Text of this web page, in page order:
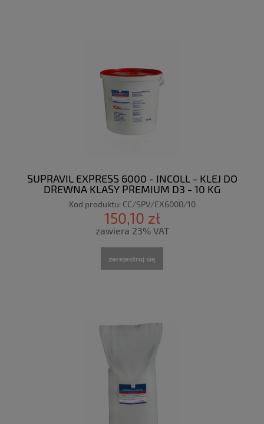
SUPRAVIL EXPRESS 6000 - INCOLL - KLEJ DO
DREWNA KLASY PREMIUM D3 - 10 KG
Kod produktu: CC/SPV/EX6000/10
150,10 zł
zawiera 23% VAT
zarejestruj się